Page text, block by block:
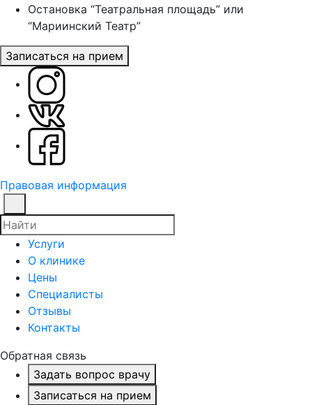
Остановка “Театральная площадь” или
“Мариинский Театр”
Записаться на прием
Правовая информация
Услуги
О клинике
Цены
Специалисты
Отзывы
Контакты
Обратная связь
Задать вопрос врачу
Записаться на прием